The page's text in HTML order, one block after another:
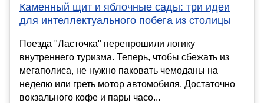
Каменный щит и яблочные сады: три идеи
для интеллектуального побега из столицы
Поезда "Ласточка" перепрошили логику
внутреннего туризма. Теперь, чтобы сбежать из
мегаполиса, не нужно паковать чемоданы на
неделю или греть мотор автомобиля. Достаточно
вокзального кофе и пары часо...